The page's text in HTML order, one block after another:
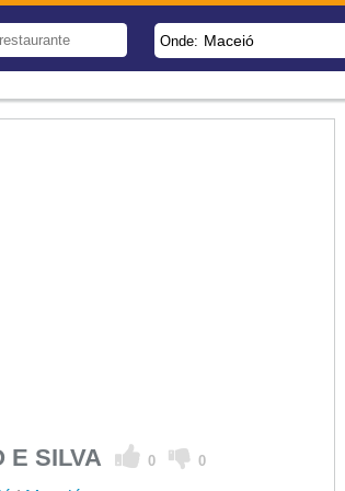
Onde: Maceió
E SILVA 0 0